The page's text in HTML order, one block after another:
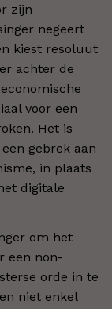
zijn
negeert
kiest resoluut
achter de
voor een
Het is
gebrek aan
in plaats
digitale
om het
een non-
orde in te
niet enkel